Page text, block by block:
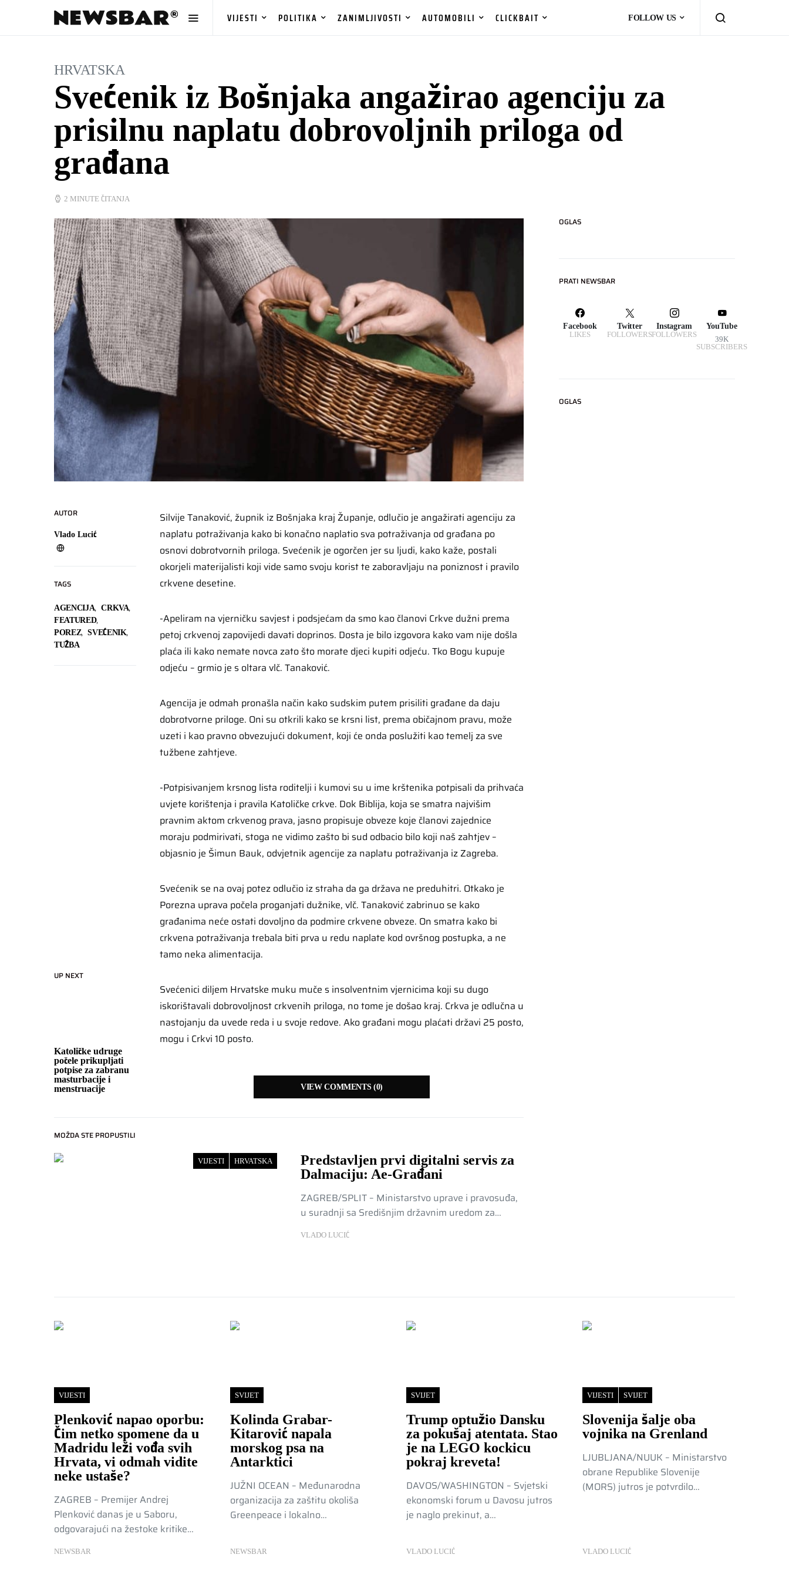
VIJESTI POLITIKA ZANIMLJIVOSTI AUTOMOBILI CLICKBAIT FOLLOW US
HRVATSKA
Svećenik iz Bošnjaka angažirao agenciju za
prisilnu naplatu dobrovoljnih priloga od
građana
2 MINUTE ČITANJA
UP NEXT
Katoličke udruge
počele prikupljati
potpise za zabranu
masturbacije i
menstruacije
AUTOR
Vlado Lucić
TAGS
AGENCIJA, CRKVA,
FEATURED,
POREZ, SVEĆENIK,
TUŽBA
Silvije Tanaković, župnik iz Bošnjaka kraj Županje, odlučio je angažirati agenciju za
naplatu potraživanja kako bi konačno naplatio sva potraživanja od građana po
osnovi dobrotvornih priloga. Svećenik je ogorčen jer su ljudi, kako kaže, postali
okorjeli materijalisti koji vide samo svoju korist te zaboravljaju na poniznost i pravilo
crkvene desetine.
-Apeliram na vjerničku savjest i podsjećam da smo kao članovi Crkve dužni prema
petoj crkvenoj zapovijedi davati doprinos. Dosta je bilo izgovora kako vam nije došla
plaća ili kako nemate novca zato što morate djeci kupiti odjeću. Tko Bogu kupuje
odjeću – grmio je s oltara vlč. Tanaković.
Agencija je odmah pronašla način kako sudskim putem prisiliti građane da daju
dobrotvorne priloge. Oni su otkrili kako se krsni list, prema običajnom pravu, može
uzeti i kao pravno obvezujući dokument, koji će onda poslužiti kao temelj za sve
tužbene zahtjeve.
-Potpisivanjem krsnog lista roditelji i kumovi su u ime krštenika potpisali da prihvaća
uvjete korištenja i pravila Katoličke crkve. Dok Biblija, koja se smatra najvišim
pravnim aktom crkvenog prava, jasno propisuje obveze koje članovi zajednice
moraju podmirivati, stoga ne vidimo zašto bi sud odbacio bilo koji naš zahtjev –
objasnio je Šimun Bauk, odvjetnik agencije za naplatu potraživanja iz Zagreba.
Svećenik se na ovaj potez odlučio iz straha da ga država ne preduhitri. Otkako je
Porezna uprava počela proganjati dužnike, vlč. Tanaković zabrinuo se kako
građanima neće ostati dovoljno da podmire crkvene obveze. On smatra kako bi
crkvena potraživanja trebala biti prva u redu naplate kod ovršnog postupka, a ne
tamo neka alimentacija.
Svećenici diljem Hrvatske muku muče s insolventnim vjernicima koji su dugo
iskorištavali dobrovoljnost crkvenih priloga, no tome je došao kraj. Crkva je odlučna u
nastojanju da uvede reda i u svoje redove. Ako građani mogu plaćati državi 25 posto,
mogu i Crkvi 10 posto.
VIEW COMMENTS (0)
MOŽDA STE PROPUSTILI
VIJESTI HRVATSKA
Predstavljen prvi digitalni servis za
Dalmaciju: Ae-Građani
ZAGREB/SPLIT – Ministarstvo uprave i pravosuđa,
u suradnji sa Središnjim državnim uredom za…
VLADO LUCIĆ
OGLAS
PRATI NEWSBAR
Facebook
LIKES
Twitter
FOLLOWERS
Instagram
FOLLOWERS
YouTube
39K
SUBSCRIBERS
OGLAS
VIJESTI
Plenković napao oporbu:
Čim netko spomene da u
Madridu leži vođa svih
Hrvata, vi odmah vidite
neke ustaše?
ZAGREB – Premijer Andrej
Plenković danas je u Saboru,
odgovarajući na žestoke kritike…
NEWSBAR
SVIJET
Kolinda Grabar-
Kitarović napala
morskog psa na
Antarktici
JUŽNI OCEAN – Međunarodna
organizacija za zaštitu okoliša
Greenpeace i lokalno…
NEWSBAR
SVIJET
Trump optužio Dansku
za pokušaj atentata. Stao
je na LEGO kockicu
pokraj kreveta!
DAVOS/WASHINGTON – Svjetski
ekonomski forum u Davosu jutros
je naglo prekinut, a…
VLADO LUCIĆ
VIJESTI SVIJET
Slovenija šalje oba
vojnika na Grenland
LJUBLJANA/NUUK – Ministarstvo
obrane Republike Slovenije
(MORS) jutros je potvrdilo…
VLADO LUCIĆ